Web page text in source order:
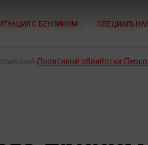
С БЕНЗИНОМ
Политикой обработки